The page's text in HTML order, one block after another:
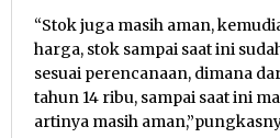
“Stok juga masih aman,
harga, stok sampai saat ini
sesuai perencanaan, dimana
tahun 14 ribu, sampai saat ini
artinya masih